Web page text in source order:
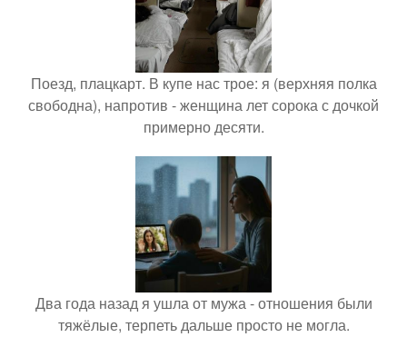
Поезд, плацкарт. В купе нас трое: я (верхняя полка
свободна), напротив - женщина лет сорока с дочкой
примерно десяти.
Два года назад я ушла от мужа - отношения были
тяжёлые, терпеть дальше просто не могла.